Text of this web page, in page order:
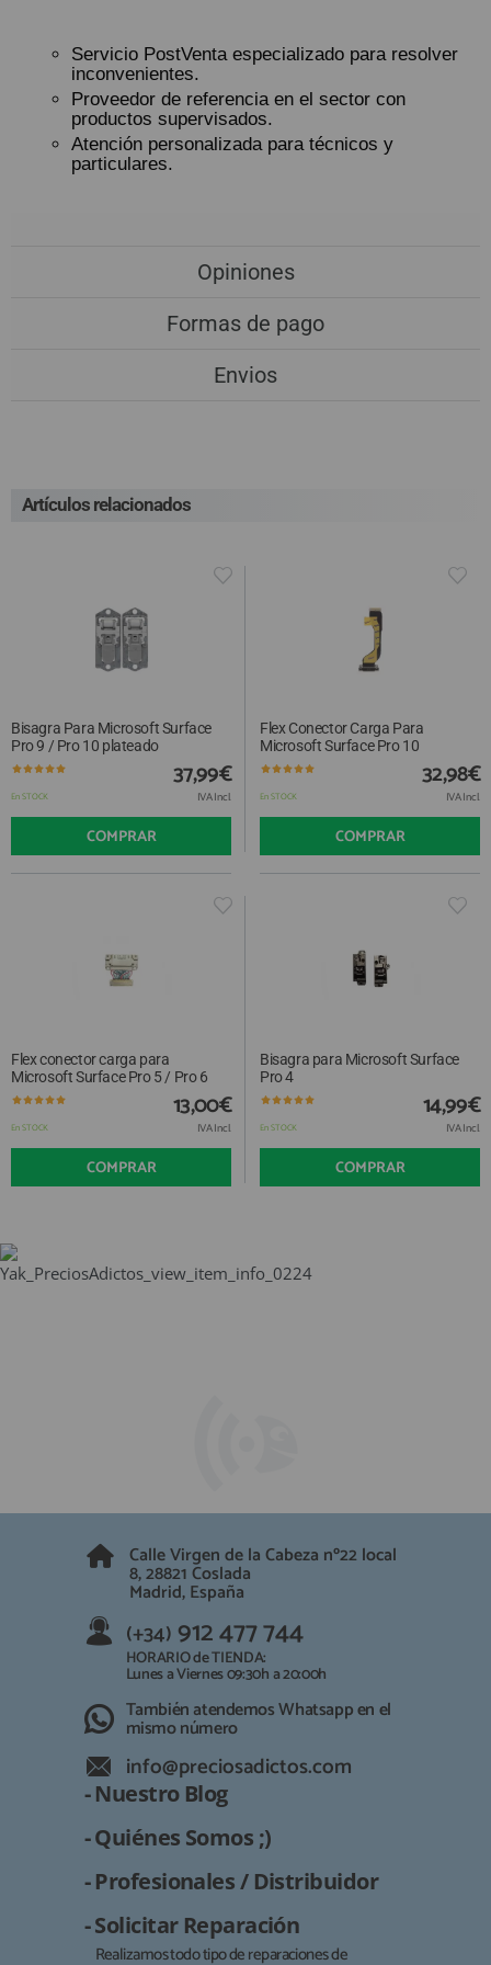
Servicio PostVenta especializado para resolver
inconvenientes.
Proveedor de referencia en el sector con
productos supervisados.
Atención personalizada para técnicos y
particulares.
Opiniones
Formas de pago
Envios
Artículos relacionados
Bisagra Para Microsoft Surface
Pro 9 / Pro 10 plateado
En STOCK
37,99€
IVA Incl.
COMPRAR
Flex Conector Carga Para
Microsoft Surface Pro 10
En STOCK
32,98€
IVA Incl.
COMPRAR
Flex conector carga para
Microsoft Surface Pro 5 / Pro 6
En STOCK
13,00€
IVA Incl.
COMPRAR
Bisagra para Microsoft Surface
Pro 4
En STOCK
14,99€
IVA Incl.
COMPRAR
Calle Virgen de la Cabeza nº22 local
8, 28821 Coslada
Madrid, España
(+34) 912 477 744
HORARIO de TIENDA:
Lunes a Viernes 09:30h a 20:00h
También atendemos Whatsapp en el
mismo número
info@preciosadictos.com
- Nuestro Blog
- Quiénes Somos ;)
- Profesionales / Distribuidor
- Solicitar Reparación
Realizamos todo tipo de reparaciones de